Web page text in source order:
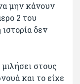
μην κάνουν
2 του
δεν
στους
και το είχε